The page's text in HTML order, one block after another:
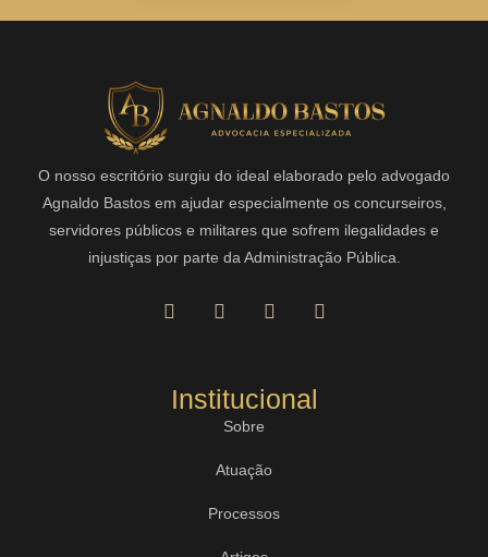
O nosso escritório surgiu do ideal elaborado pelo advogado
Agnaldo Bastos em ajudar especialmente os concurseiros,
servidores públicos e militares que sofrem ilegalidades e
injustiças por parte da Administração Pública.
Institucional
Sobre
Atuação
Processos